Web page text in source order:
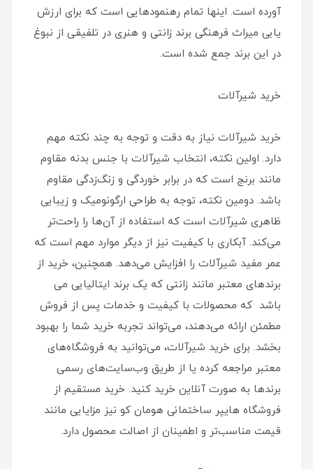
آورده است. اینها تمام رهنمودهایی است که برای ارزش
یابی میراث فرهنگی برند زانتی و هنری در تلفیقی از نبوغ
در این برند جمع شده است.
خرید شیرآلات
خرید شیرآلات نیاز به دقت و توجه به چند نکته مهم
دارد. اولین نکته، انتخاب شیرآلات با جنس بدنه مقاوم
مانند برنج است که در برابر خوردگی و زنگ‌زدگی مقاوم
باشد. دومین نکته، توجه به طراحی ارگونومیک و زیبایی
ظاهری شیرآلات است که استفاده از آن‌ها را راحت‌تر
می‌کند. آبکاری با کیفیت نیز از دیگر موارد مهم است که
عمر مفید شیرآلات را افزایش می‌دهد. همچنین، خرید از
برندهای معتبر مانند زانتی که یک برند ایتالیایی می
باشد که محصولات با کیفیت و خدمات پس از فروش
مطمئن ارائه می‌دهند، می‌تواند تجربه خرید شما را بهبود
بخشد. برای خرید شیرآلات، می‌توانید به فروشگاه‌های
معتبر مراجعه کرده یا از طریق وب‌سایت‌های رسمی
برندها به صورت آنلاین خرید کنید. خرید مستقیم از
فروشگاه هایپر ساختمانی هومان کو نیز مزایایی مانند
قیمت مناسب‌تر و اطمینان از اصالت محصول دارد.